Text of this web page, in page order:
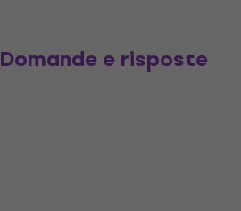
Domande e risposte